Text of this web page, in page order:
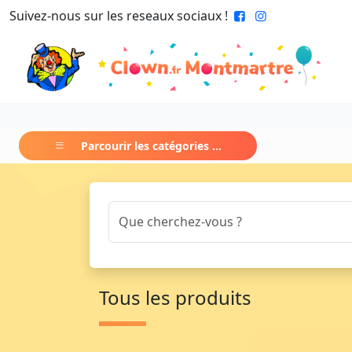
Suivez-nous sur les reseaux sociaux !
Parcourir les catégories ...
Tous les produits